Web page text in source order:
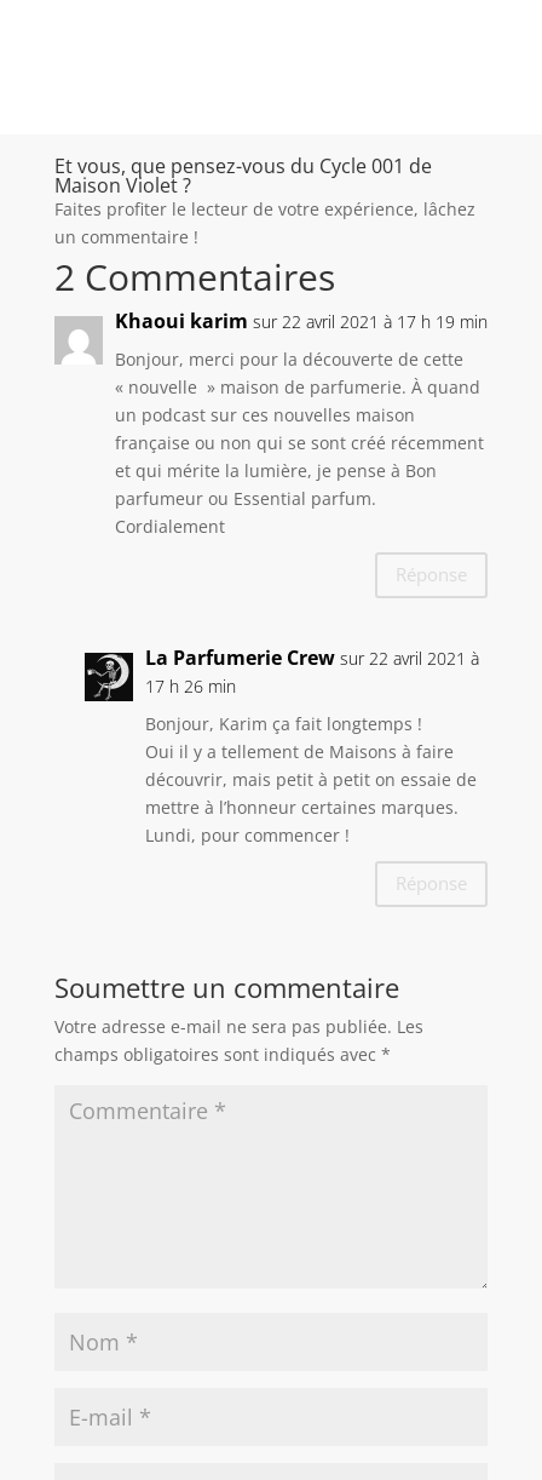
Et vous, que pensez-vous du Cycle 001 de
Maison Violet ?
Faites profiter le lecteur de votre expérience, lâchez
un commentaire !
2 Commentaires
Khaoui karim sur 22 avril 2021 à 17 h 19 min
Bonjour, merci pour la découverte de cette
« nouvelle » maison de parfumerie. À quand
un podcast sur ces nouvelles maison
française ou non qui se sont créé récemment
et qui mérite la lumière, je pense à Bon
parfumeur ou Essential parfum.
Cordialement
Réponse
La Parfumerie Crew sur 22 avril 2021 à
17 h 26 min
Bonjour, Karim ça fait longtemps !
Oui il y a tellement de Maisons à faire
découvrir, mais petit à petit on essaie de
mettre à l’honneur certaines marques.
Lundi, pour commencer !
Réponse
Soumettre un commentaire
Votre adresse e-mail ne sera pas publiée. Les
champs obligatoires sont indiqués avec *